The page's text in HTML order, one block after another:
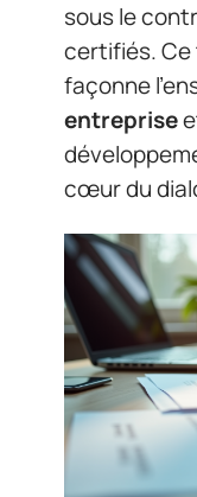
sous le
certifiés.
façonne
entreprise
cœur du